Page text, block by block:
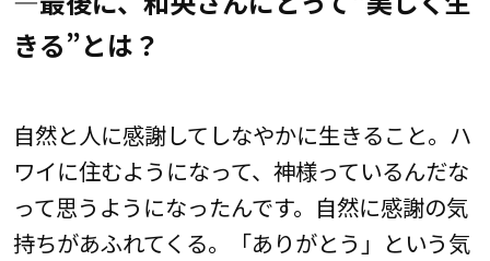
きる”とは？
自然と人に感謝してしなやかに生きること。ハ
ワイに住むようになって、神様っているんだな
って思うようになったんです。自然に感謝の気
持ちがあふれてくる。「ありがとう」という気